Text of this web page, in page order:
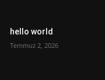
hello world
Temmuz 2, 2026